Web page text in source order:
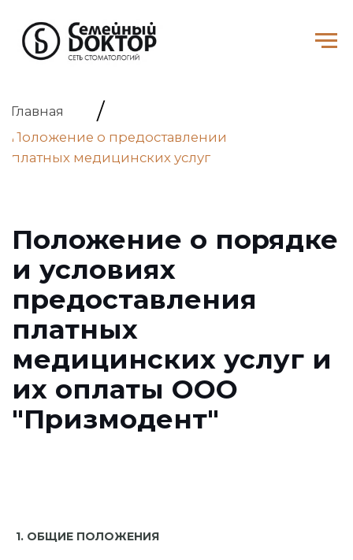
Положение о предоставлении
платных медицинских услуг
Положение о порядке
платных
медицинских услуг и
их оплаты ООО
"Призмодент"
1. ОБЩИЕ ПОЛОЖЕНИЯ